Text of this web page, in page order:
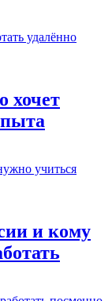
хочет
и кому